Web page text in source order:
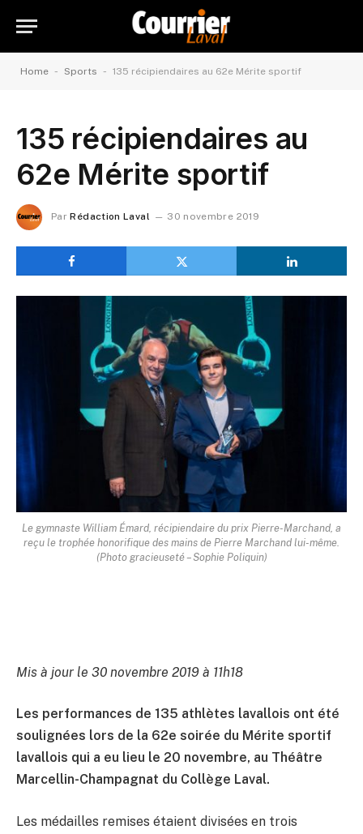
Home - Sports - 135 récipiendaires au 62e Mérite sportif
135 récipiendaires au
62e Mérite sportif
Par Rédaction Laval 30 novembre 2019
Le gymnaste William Émard, récipiendaire du prix Pierre-Marchand, a
reçu le trophée honorifique des mains de Pierre Marchand lui-même.
(Photo gracieuseté – Sophie Poliquin)
Mis à jour le 30 novembre 2019 à 11h18
Les performances de 135 athlètes lavallois ont été
soulignées lors de la 62e soirée du Mérite sportif
lavallois qui a eu lieu le 20 novembre, au Théâtre
Marcellin-Champagnat du Collège Laval.
Les médailles remises étaient divisées en trois